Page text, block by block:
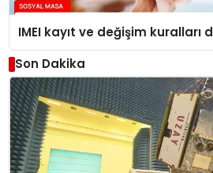
IMEI kayıt ve değişim kuralları
Son Dakika